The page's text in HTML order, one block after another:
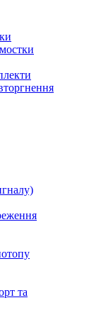
та